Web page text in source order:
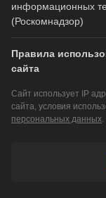
информационных
(Роскомнадзор)
Правила
сайта
Сайт использует IP
сайта, условия
персональных данных.